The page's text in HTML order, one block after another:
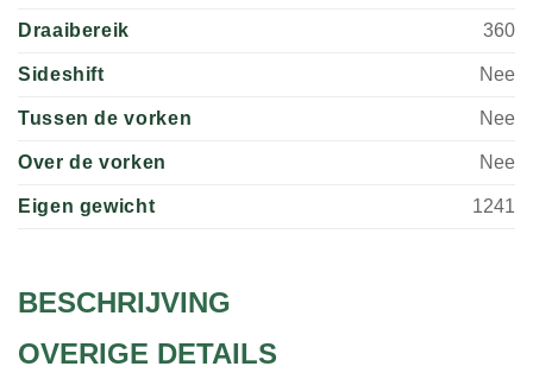
Draaibereik 360
Sideshift Nee
Tussen de vorken Nee
Over de vorken Nee
Eigen gewicht 1241
BESCHRIJVING
OVERIGE DETAILS